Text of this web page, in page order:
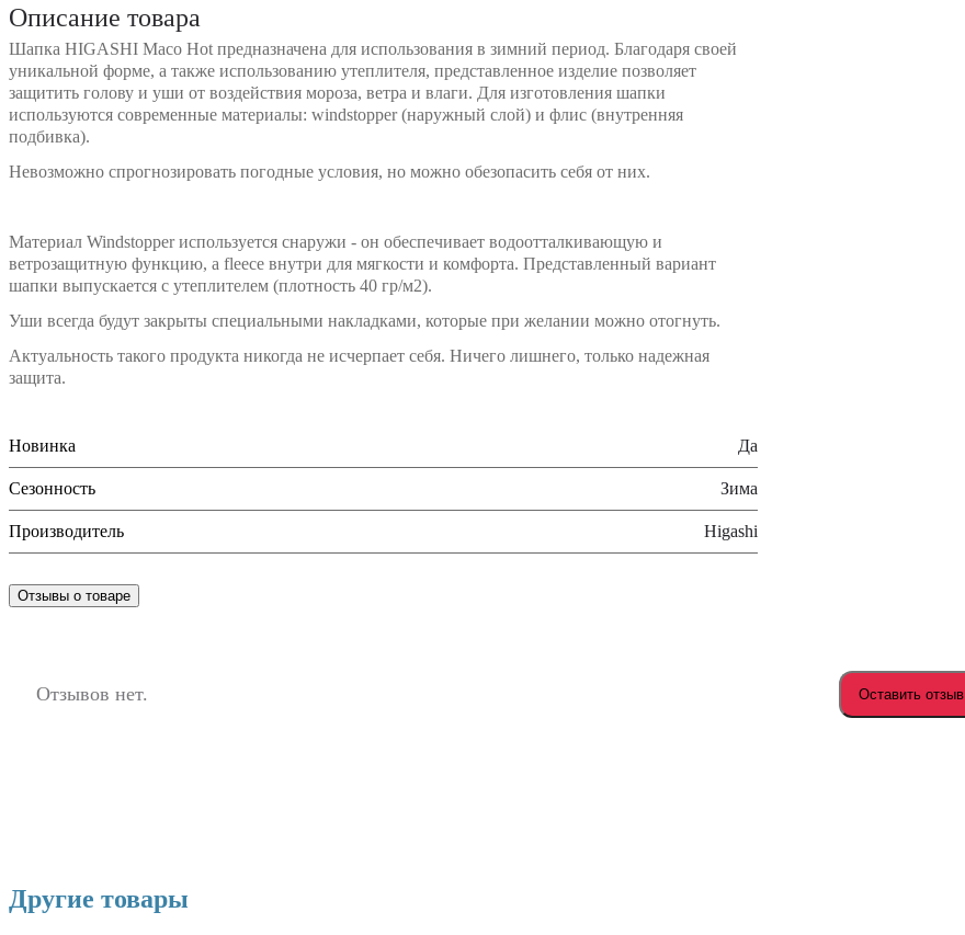
Описание товара
Шапка HIGASHI Maco Hot предназначена для использования в зимний период. Благодаря своей
уникальной форме, а также использованию утеплителя, представленное изделие позволяет
защитить голову и уши от воздействия мороза, ветра и влаги. Для изготовления шапки
используются современные материалы: windstopper (наружный слой) и флис (внутренняя
подбивка).
Невозможно спрогнозировать погодные условия, но можно обезопасить себя от них.
Материал Windstopper используется снаружи - он обеспечивает водоотталкивающую и
ветрозащитную функцию, а fleece внутри для мягкости и комфорта. Представленный вариант
шапки выпускается с утеплителем (плотность 40 гр/м2).
Уши всегда будут закрыты специальными накладками, которые при желании можно отогнуть.
Актуальность такого продукта никогда не исчерпает себя. Ничего лишнего, только надежная
защита.
Новинка Да
Сезонность Зима
Производитель Higashi
Отзывы о товаре
Отзывов нет. Оставить отзыв
Другие товары